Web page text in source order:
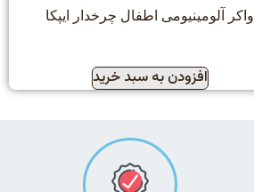
واکر آلومینیومی اطفال چرخدار ایپکا
افزودن به سبد خرید